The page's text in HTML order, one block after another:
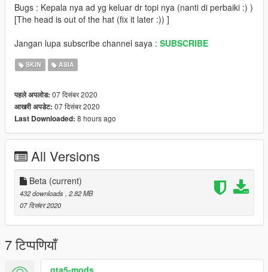
Bugs : Kepala nya ad yg keluar dr topi nya (nanti di perbaiki :) )
[The head is out of the hat (fix it later :)) ]
Jangan lupa subscribe channel saya : SUBSCRIBE
SKIN ASIA
पहले अपलोड: 07 दिसंबर 2020
आखरी अपडेट: 07 दिसंबर 2020
Last Downloaded: 8 hours ago
All Versions
Beta (current)
432 downloads , 2.82 MB
07 दिसंबर 2020
7 टिप्पणियाँ
gta5-mods